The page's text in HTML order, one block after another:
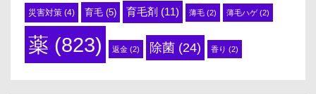
災害対策 (4) 育毛 (5) 育毛剤 (11) 薄毛 (2) 薄毛ハゲ(2)
薬 (823) 返金 (2) 除菌 (24) 香り (2)